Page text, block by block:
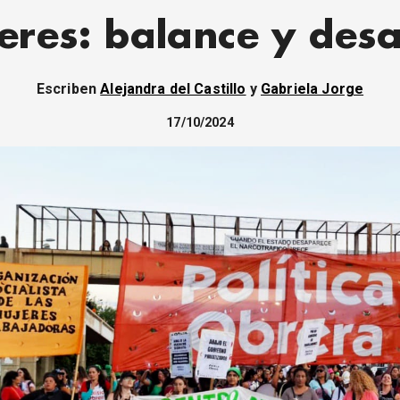
balance y
EscribenAlejandra del Castillo y Gabriela Jorge
17/10/2024